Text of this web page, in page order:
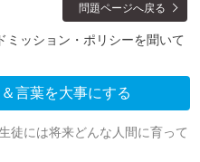
問題ページへ戻る
ッション・ポリシーを聞いて
言葉を大事にする
徒には将来どんな人間に育って